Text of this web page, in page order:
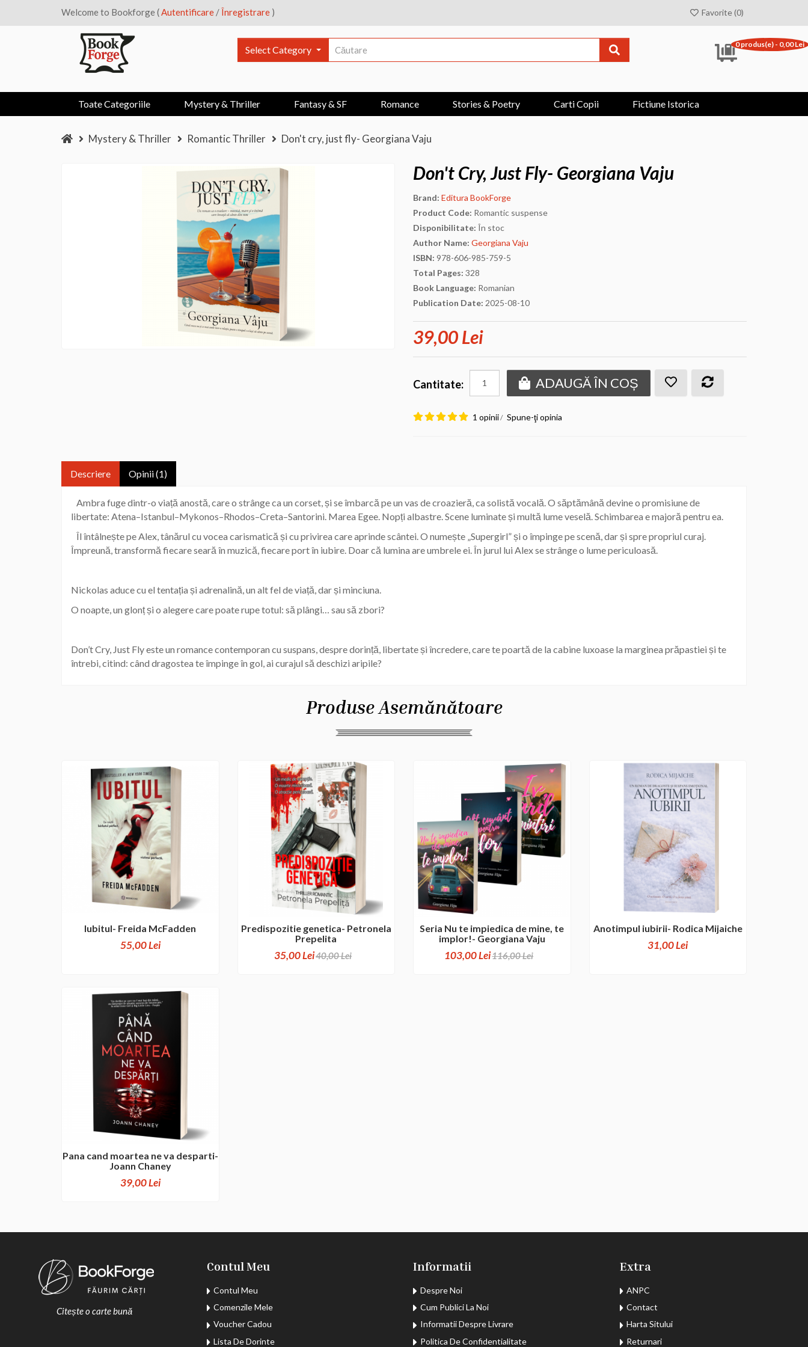
Welcome to Bookforge (Autentificare /Înregistrare ) Favorite (0)
Select Category 0 produs(e) - 0,00 Lei
Toate Categoriile Mystery & Thriller Fantasy & SF Romance Stories & Poetry Carti Copii Fictiune Istorica
Mystery & Thriller Romantic Thriller Don't cry, just fly- Georgiana Vaju
Don't Cry, Just Fly- Georgiana Vaju
Brand: Editura BookForge
Product Code: Romantic suspense
Disponibilitate: În stoc
Author Name: Georgiana Vaju
ISBN: 978-606-985-759-5
Total Pages: 328
Book Language: Romanian
Publication Date: 2025-08-10
39,00 Lei
Cantitate: ADAUGĂ ÎN COȘ
1 opinii/ Spune-ţi opinia
Descriere Opinii (1)
Ambra fuge dintr-o viață anostă, care o strânge ca un corset, și se îmbarcă pe un vas de croazieră, ca solistă vocală. O săptămână devine o promisiune de
libertate: Atena–Istanbul–Mykonos–Rhodos–Creta–Santorini. Marea Egee. Nopți albastre. Scene luminate și multă lume veselă. Schimbarea e majoră pentru ea.
Îl întâlnește pe Alex, tânărul cu vocea carismatică și cu privirea care aprinde scântei. O numește „Supergirl” și o împinge pe scenă, dar și spre propriul curaj.
Împreună, transformă fiecare seară în muzică, fiecare port în iubire. Doar că lumina are umbrele ei. În jurul lui Alex se strânge o lume periculoasă.
Nickolas aduce cu el tentația și adrenalină, un alt fel de viață, dar și minciuna.
O noapte, un glonț și o alegere care poate rupe totul: să plângi… sau să zbori?
Don’t Cry, Just Fly este un romance contemporan cu suspans, despre dorință, libertate și încredere, care te poartă de la cabine luxoase la marginea prăpastiei și te
întrebi, citind: când dragostea te împinge în gol, ai curajul să deschizi aripile?
Produse Asemănătoare
Iubitul- Freida McFadden
55,00 Lei
Predispozitie genetica- Petronela
Prepelita
35,00 Lei40,00 Lei
Seria Nu te impiedica de mine, te
implor!- Georgiana Vaju
103,00 Lei116,00 Lei
Anotimpul iubirii- Rodica Mijaiche
31,00 Lei
Pana cand moartea ne va desparti-
Joann Chaney
39,00 Lei
Citește o carte bună
Contul Meu
Contul Meu
Comenzile Mele
Voucher Cadou
Lista De Dorinte
Informatii
Despre Noi
Cum Publici La Noi
Informatii Despre Livrare
Politica De Confidentialitate
Extra
ANPC
Contact
Harta Sitului
Returnari